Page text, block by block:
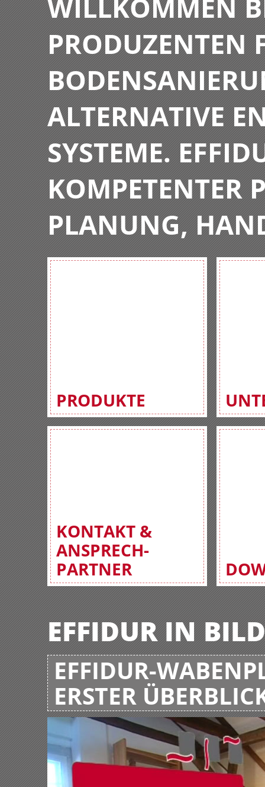
WILLKOMMEN
PRODUZENTEN
ALTERNATIVE
SYSTEME.
KOMPETENTER
PLANUNG,
PRODUKTE
KONTAKT &
ANSPRECH-
PARTNER
EFFIDUR IN
EFFIDUR-
ERSTER